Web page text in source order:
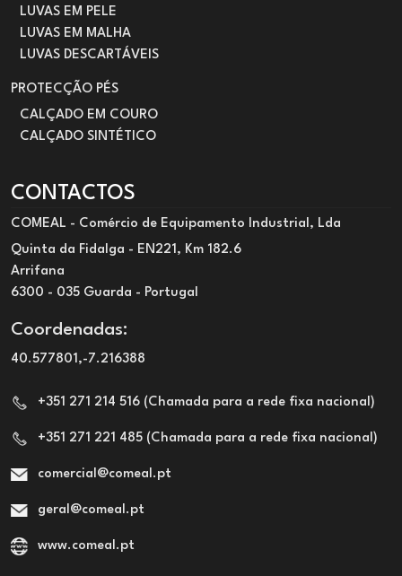
LUVAS EM PELE
LUVAS EM MALHA
LUVAS DESCARTÁVEIS
PROTECÇÃO PÉS
CALÇADO EM COURO
CALÇADO SINTÉTICO
CONTACTOS
COMEAL - Comércio de Equipamento Industrial, Lda
Quinta da Fidalga - EN221, Km 182.6
Arrifana
6300 - 035 Guarda - Portugal
Coordenadas:
40.577801,-7.216388
+351 271 214 516 (Chamada para a rede fixa nacional)
+351 271 221 485 (Chamada para a rede fixa nacional)
comercial@comeal.pt
geral@comeal.pt
www.comeal.pt